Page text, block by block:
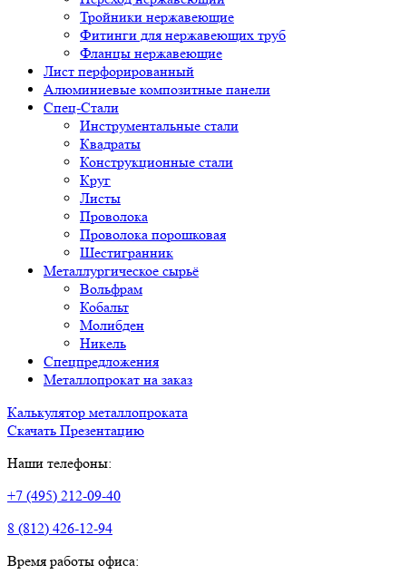
Тройники нержавеющие
Фитинги для нержавеющих труб
Фланцы нержавеющие
Лист перфорированный
Алюминиевые композитные панели
Спец-Стали
Инструментальные стали
Квадраты
Конструкционные стали
Круг
Листы
Проволока
Проволока порошковая
Шестигранник
Металлургическое сырьё
Вольфрам
Кобальт
Молибден
Никель
Спецпредложения
Металлопрокат на заказ
Калькулятор металлопроката
Скачать Презентацию
Наши телефоны:
+7 (495) 212-09-40
8 (812) 426-12-94
Время работы офиса: